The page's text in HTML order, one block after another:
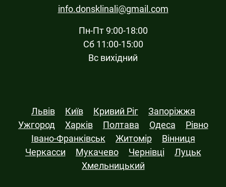
info.donsklinali@gmail.com
Пн-Пт 9:00-18:00
Сб 11:00-15:00
Вс вихідний
Львів Київ Кривий Ріг
Запоріжжя
Ужгород
Харків Полтава Одеса
Рівно
Івано-Франківськ
Житомір
Вінниця
Черкасси
Мукачево Чернівці
Луцьк
Хмельницький